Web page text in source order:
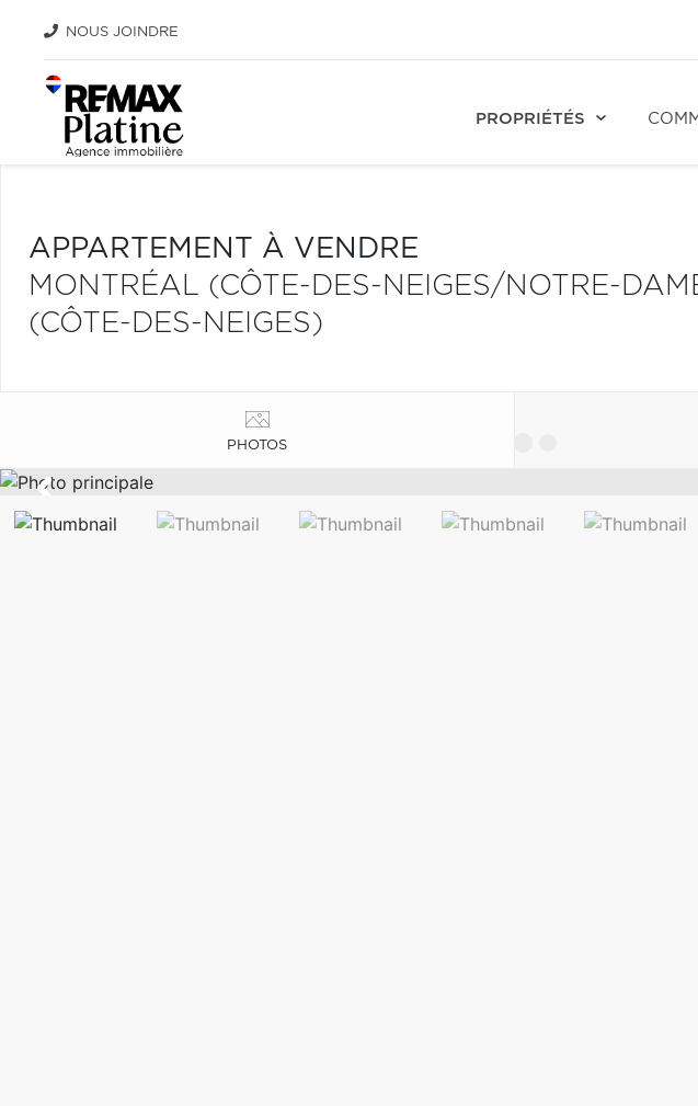
NOUS JOINDRE
PROPRIÉTÉS
APPARTEMENT À VENDRE
MONTRÉAL (CÔTE-DES-NEIGES/NOTRE-
(CÔTE-DES-NEIGES)
PHOTOS